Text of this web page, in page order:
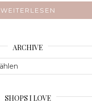
WEITERLESEN
ARCHIVE
SHOPS I LOVE